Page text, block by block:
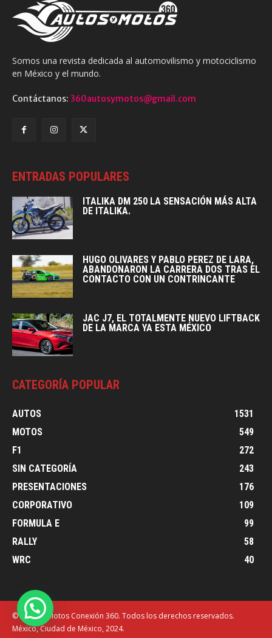
Somos una revista dedicada al automovilismo y motociclismo
en México y el mundo.
Contáctanos: 360autosymotos@gmail.com
ENTRADAS POPULARES
ITALIKA DM 250 LA SENSACIÓN MÁS ALTA
DE ITALIKA.
HUGO OLIVARES Y PABLO PEREZ DE LARA,
ABANDONARON LA CARRERA DOS TRAS EL
CONTACTO CON UN CONTRINCANTE
JAC J7, EL TOTALMENTE NUEVO LIFTBACK
DE LA MARCA YA ESTA MÉXICO
CATEGORÍA POPULAR
AUTOS
1531
MOTOS
549
F1
272
SIN CATEGORÍA
243
PRESENTACIONES
176
CORPORATIVO
109
FORMULA E
99
RALLY
58
WRC
40
© Autos y Motos Conexión 360. Todos los derechos reservados.
México, Ciudad de México, 2024.